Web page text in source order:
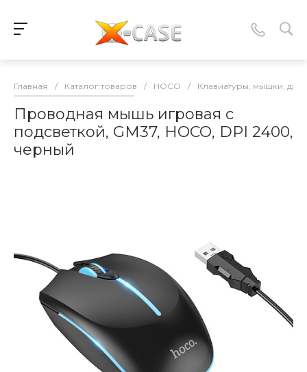
Главная / Каталог товаров / HOCO / Клавиатуры, мышки,
Проводная мышь игровая с
подсветкой, GM37, HOCO, DPI 2400,
черный